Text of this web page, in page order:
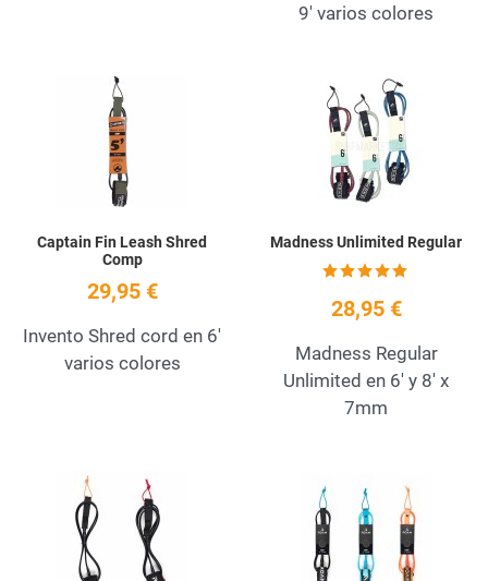
9' varios colores
Add to Wishlist
Captain Fin Leash Shred
Comp
29,95 €
Invento Shred cord en 6'
varios colores
Madness Unlimited Regular
28,95 €
Madness Regular
Unlimited en 6' y 8' x
7mm
Add to Wishlist
Quick View